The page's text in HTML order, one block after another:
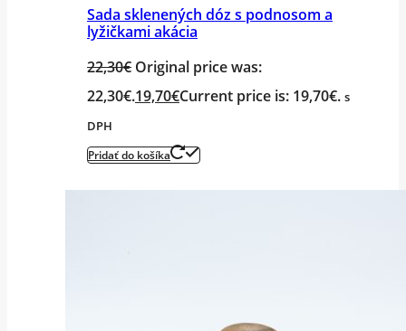
Sada sklenených dóz s podnosom a
lyžičkami akácia
22,30€ Original price was:
22,30€.19,70€Current price is: 19,70€. s
DPH
Pridať do košíka